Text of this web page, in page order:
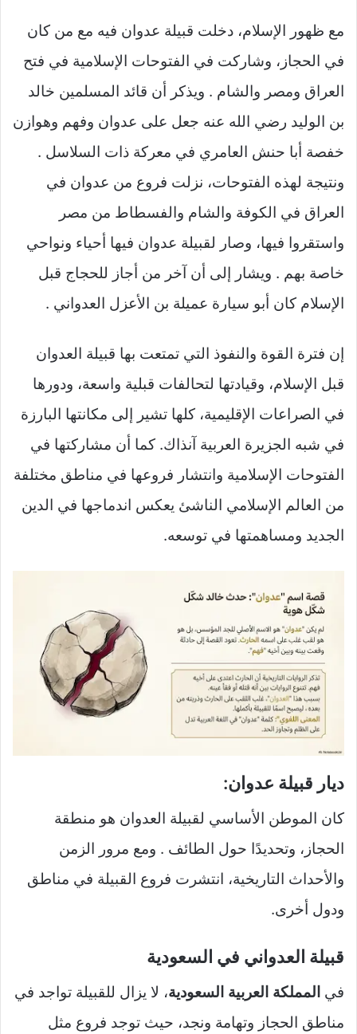
مع ظهور الإسلام، دخلت قبيلة عدوان فيه مع من كان
في الحجاز، وشاركت في الفتوحات الإسلامية في فتح
العراق ومصر والشام . ويذكر أن قائد المسلمين خالد
بن الوليد رضي الله عنه جعل على عدوان وفهم وهوازن
خفصة أبا حنش العامري في معركة ذات السلاسل .
ونتيجة لهذه الفتوحات، نزلت فروع من عدوان في
العراق في الكوفة والشام والفسطاط من مصر
واستقروا فيها، وصار لقبيلة عدوان فيها أحياء ونواحي
خاصة بهم . ويشار إلى أن آخر من أجاز للحجاج قبل
الإسلام كان أبو سيارة عميلة بن الأعزل العدواني .
إن فترة القوة والنفوذ التي تمتعت بها قبيلة العدوان
قبل الإسلام، وقيادتها لتحالفات قبلية واسعة، ودورها
في الصراعات الإقليمية، كلها تشير إلى مكانتها البارزة
في شبه الجزيرة العربية آنذاك. كما أن مشاركتها في
الفتوحات الإسلامية وانتشار فروعها في مناطق مختلفة
من العالم الإسلامي الناشئ يعكس اندماجها في الدين
الجديد ومساهمتها في توسعه.
ديار قبيلة عدوان:
كان الموطن الأساسي لقبيلة العدوان هو منطقة
الحجاز، وتحديدًا حول الطائف . ومع مرور الزمن
والأحداث التاريخية، انتشرت فروع القبيلة في مناطق
ودول أخرى.
قبيلة العدواني في السعودية
في المملكة العربية السعودية، لا يزال للقبيلة تواجد في
مناطق الحجاز وتهامة ونجد، حيث توجد فروع مثل